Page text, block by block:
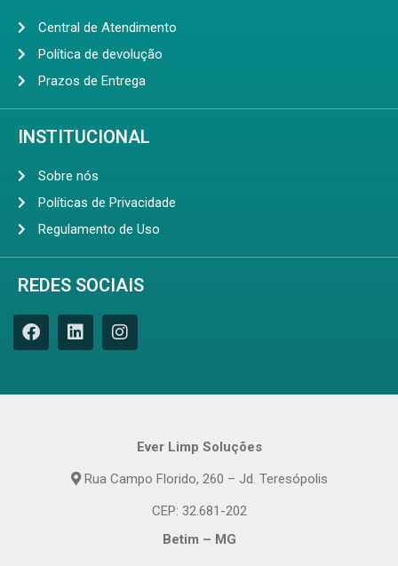
Central de Atendimento
Política de devolução
Prazos de Entrega
INSTITUCIONAL
Sobre nós
Políticas de Privacidade
Regulamento de Uso
REDES SOCIAIS
Ever Limp Soluções
Rua Campo Florido, 260 – Jd. Teresópolis
CEP: 32.681-202
Betim – MG